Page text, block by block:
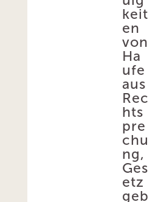
keit
en
von
Ha
ufe
aus
Rec
hts
pre
chu
ng,
Ges
etz
geb